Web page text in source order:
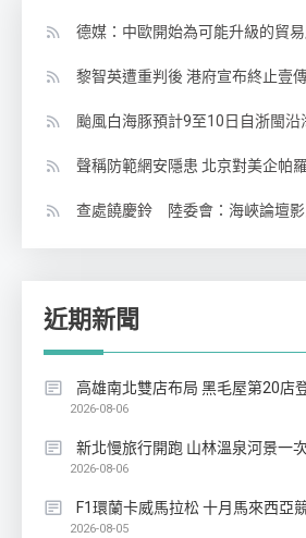
德媒：中歐開始為可能升級的貿
黎智英遭重判後 港府宣布終止壹
颱風白海豚預計9至10日自浙閩沿
聲稱防範網安隱患 北京對美企帕
查處饒慶鈴 陸委會：海峽論壇影
近期新聞
高雄南北雙店布局 黑毛屋第20店
2026-08-06
新北慢旅行開跑 山林溫泉河景一
2026-08-06
F1環蘭卡威馬拉松 十月馬來西亞
2026-08-05